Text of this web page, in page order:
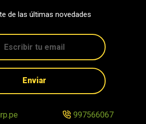
de las últimas novedades
Enviar
997566067